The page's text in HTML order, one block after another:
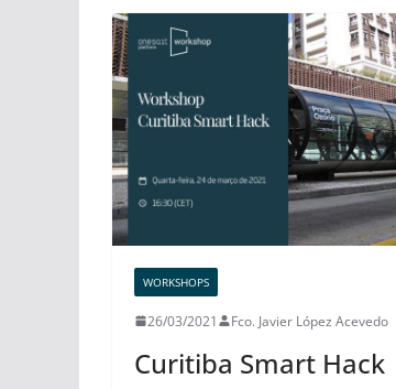
WORKSHOPS
26/03/2021 Fco. Javier López Acevedo
Curitiba Smart Hack